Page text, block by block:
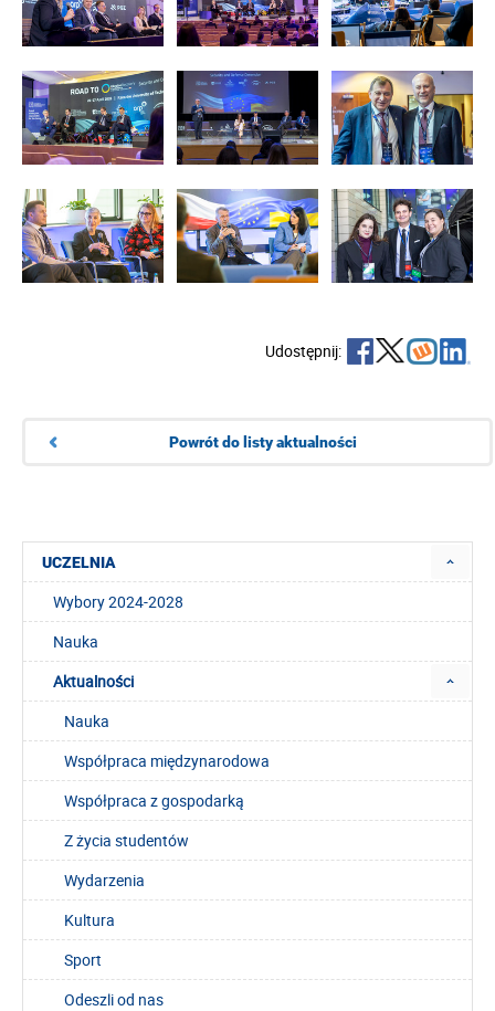
Udostępnij:
Powrót do listy aktualności
UCZELNIA
Wybory 2024-2028
Nauka
Aktualności
Nauka
Współpraca międzynarodowa
Współpraca z gospodarką
Z życia studentów
Wydarzenia
Kultura
Sport
Odeszli od nas